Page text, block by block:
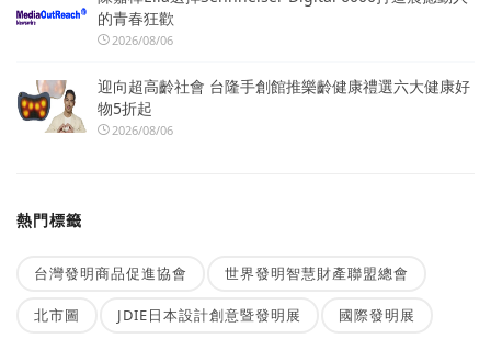
的青春狂歡
2026/08/06
迎向超高齡社會 台隆手創館推樂齡健康禮選六大健康好
物5折起
2026/08/06
熱門標籤
台灣發明商品促進協會 世界發明智慧財產聯盟總會
北市圖 JDIE日本設計創意暨發明展 國際發明展